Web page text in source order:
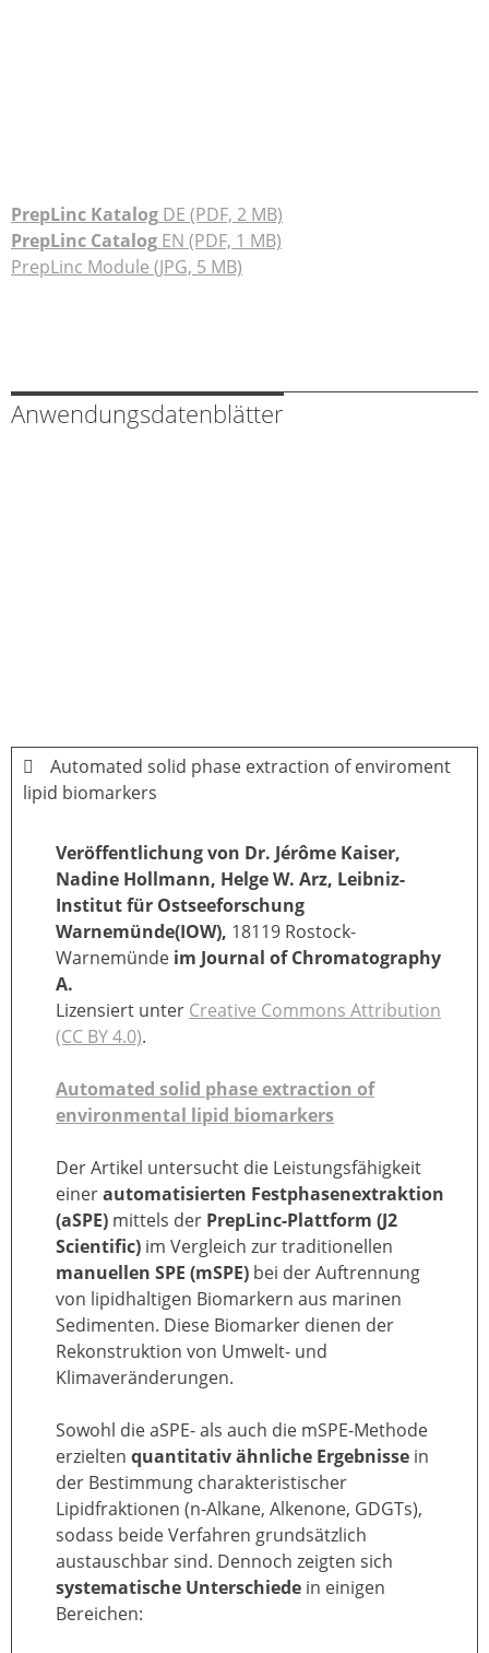
PrepLinc Katalog DE (PDF, 2 MB)
PrepLinc Catalog EN (PDF, 1 MB)
PrepLinc Module (JPG, 5 MB)
Anwendungsdatenblätter
Automated solid phase extraction of enviroment
lipid biomarkers
Veröffentlichung von Dr. Jérôme Kaiser,
Nadine Hollmann, Helge W. Arz, Leibniz-
Institut für Ostseeforschung
Warnemünde(IOW), 18119 Rostock-
Warnemünde im Journal of Chromatography
A.
Lizensiert unter Creative Commons Attribution
(CC BY 4.0).
Automated solid phase extraction of
environmental lipid biomarkers
Der Artikel untersucht die Leistungsfähigkeit
einerautomatisierten Festphasenextraktion
(aSPE) mittels der PrepLinc-Plattform (J2
Scientific) im Vergleich zur traditionellen
manuellen SPE (mSPE) bei der Auftrennung
von lipidhaltigen Biomarkern aus marinen
Sedimenten. Diese Biomarker dienen der
Rekonstruktion von Umwelt- und
Klimaveränderungen.
Sowohl die aSPE- als auch die mSPE-Methode
erzielten quantitativ ähnliche Ergebnisse in
der Bestimmung charakteristischer
Lipidfraktionen (n-Alkane, Alkenone, GDGTs),
sodass beide Verfahren grundsätzlich
austauschbar sind. Dennoch zeigten sich
systematische Unterschiede in einigen
Bereichen: